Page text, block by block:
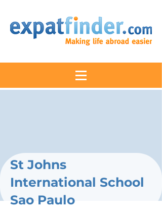
St Johns
International School
Sao Paulo